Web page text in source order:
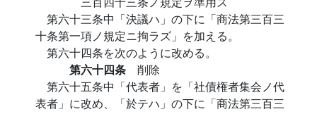
第六十三条中「決議ハ」の下に「商法第三百三
十条第一項ノ規定ニ拘ラズ」を加える。
第六十四条を次のように改める。
第六十四条 削除
第六十五条中「代表者」を「社債権者集会ノ代
表者」に改め、「於テハ」の下に「商法第三百三